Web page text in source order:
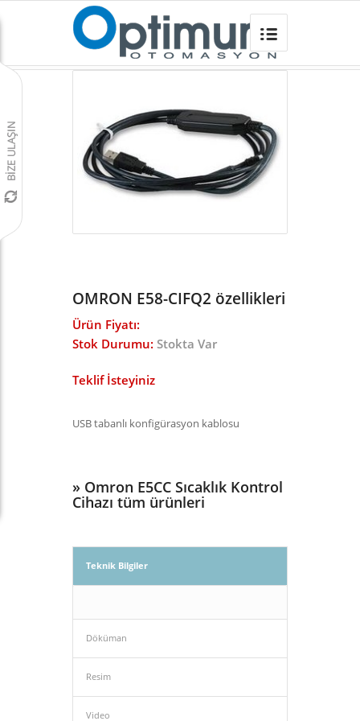
OMRON E58-CIFQ2
Omron Türkiye Sıcaklık Kontrol Cihazları
E5CC Sıcaklık Kontrol Cihazı /
OMRON E58-CIFQ2 özellikleri
Ürün Fiyatı:
Stok Durumu: Stokta Var
Teklif İsteyiniz
USB tabanlı konfigürasyon kablosu
» Omron E5CC Sıcaklık Kontrol
Cihazı tüm ürünleri
Teknik Bilgiler
Döküman
Resim
Video